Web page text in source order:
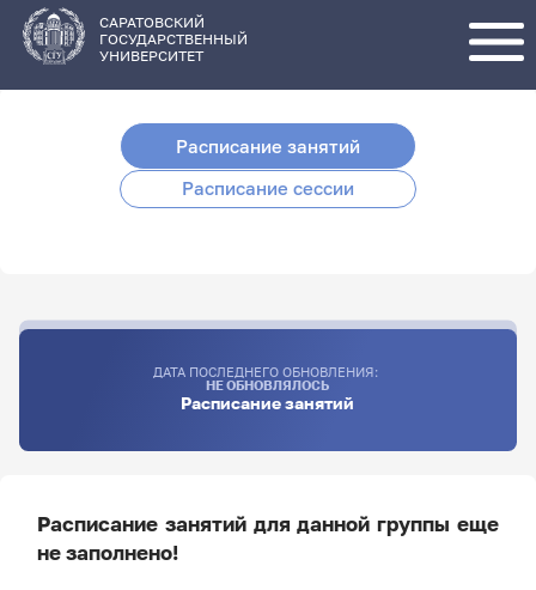
основному
содержанию
САРАТОВСКИЙ
ГОСУДАРСТВЕННЫЙ
УНИВЕРСИТЕТ
Расписание занятий
Расписание сессии
ДАТА ПОСЛЕДНЕГО ОБНОВЛЕНИЯ:
НЕ ОБНОВЛЯЛОСЬ
Расписание занятий
Расписание занятий для данной группы еще
не заполнено!